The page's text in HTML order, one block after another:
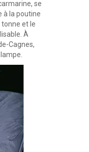
se
à la poutine
tonne et le
À
Cagnes,